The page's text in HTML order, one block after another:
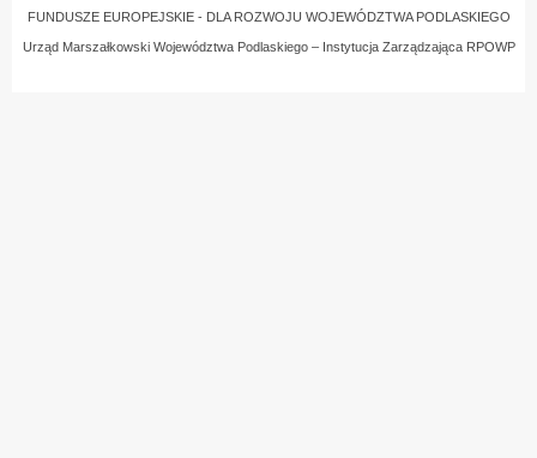
FUNDUSZE EUROPEJSKIE - DLA ROZWOJU WOJEWÓDZTWA PODLASKIEGO
Urząd Marszałkowski Województwa Podlaskiego – Instytucja Zarządzająca RPOWP